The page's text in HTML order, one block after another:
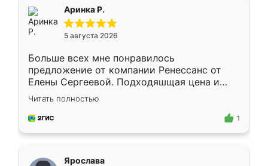
Аринка Р.
5 августа 2026
Больше всех мне понравилось
предложение от компании Ренессанс от
Елены Сергеевой. Подходяшщая цена и
короткие сроки изготовления. Приехавший
для замера сотрудник Владислав
предложил по моему эскизу самый
Читать полностью
1
Ярослава